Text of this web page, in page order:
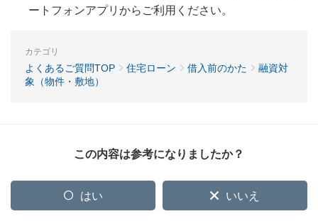
ートフォンアプリからご利用ください。
カテゴリ
よくあるご質問TOP 住宅ローン 借入前のかた
融資対
象（物件・敷地）
この内容は参考になりましたか？
はい いいえ